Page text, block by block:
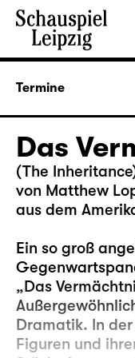
Termine
Das
(The
von Matthew
aus dem
Ein so groß
„Das
Dramatik. In
Figuren und